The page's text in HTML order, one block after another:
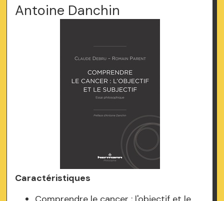
Antoine Danchin
Caractéristiques